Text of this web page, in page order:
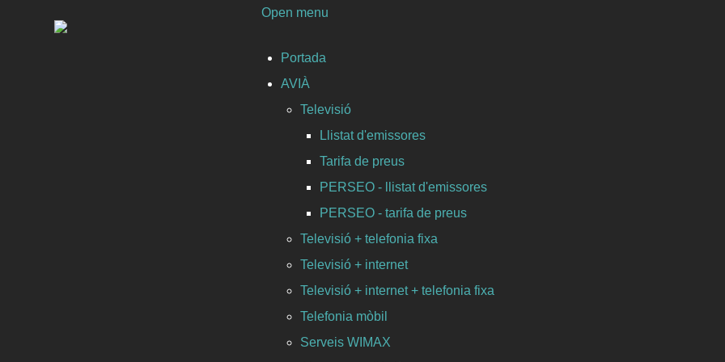
Open menu
Portada
AVIÀ
Televisió
Llistat d'emissores
Tarifa de preus
PERSEO - llistat d'emissores
PERSEO - tarifa de preus
Televisió + telefonia fixa
Televisió + internet
Televisió + internet + telefonia fixa
Telefonia mòbil
Serveis WIMAX